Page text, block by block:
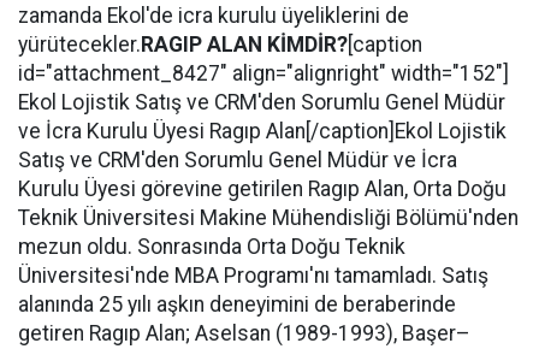
zamanda Ekol'de icra kurulu üyeliklerini de
yürütecekler. RAGIP ALAN KİMDİR? [caption
id="attachment_8427" align="alignright" width="152"]
Ekol Lojistik Satış ve CRM'den Sorumlu Genel Müdür
ve İcra Kurulu Üyesi Ragıp Alan[/caption]Ekol Lojistik
Satış ve CRM'den Sorumlu Genel Müdür ve İcra
Kurulu Üyesi görevine getirilen Ragıp Alan, Orta Doğu
Teknik Üniversitesi Makine Mühendisliği Bölümü'nden
mezun oldu. Sonrasında Orta Doğu Teknik
Üniversitesi'nde MBA Programı'nı tamamladı. Satış
alanında 25 yılı aşkın deneyimini de beraberinde
getiren Ragıp Alan; Aselsan (1989-1993), Başer–